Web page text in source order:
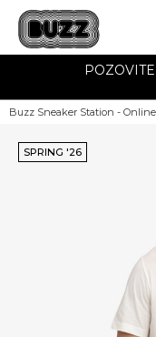
Buzz Sneaker Station -
SPRING '26